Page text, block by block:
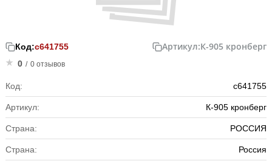
Код:с641755 Артикул:К-905 кронберг
0 / 0 отзывов
Код: с641755
Артикул: К-905 кронберг
Страна: РОССИЯ
Страна: Россия